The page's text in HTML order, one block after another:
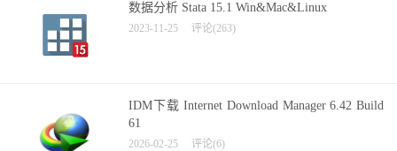
数据分析 Stata 15.1 Win&Mac&Linux
2023-11-25 评论(263)
IDM下载 Internet Download Manager 6.42 Build
61
2026-02-25 评论(6)